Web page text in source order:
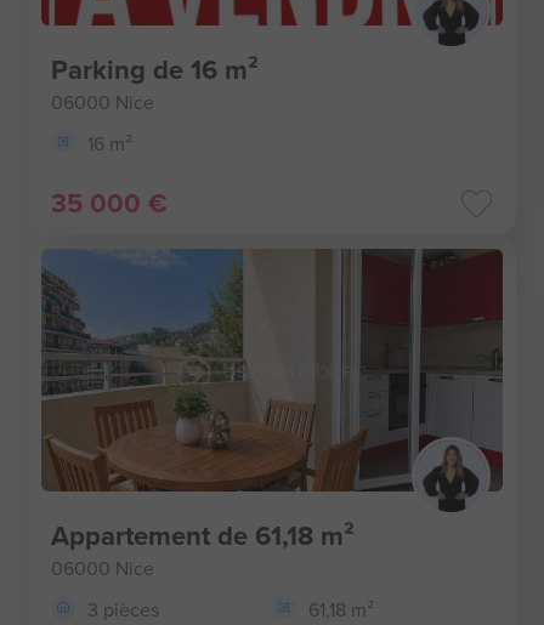
Parking de 16 m²
06000 Nice
16 m²
35 000 €
Appartement de 61,18 m²
06000 Nice
3 pièces
61,18 m²